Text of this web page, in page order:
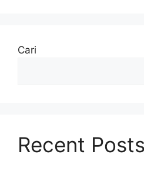
Cari
Recent Posts